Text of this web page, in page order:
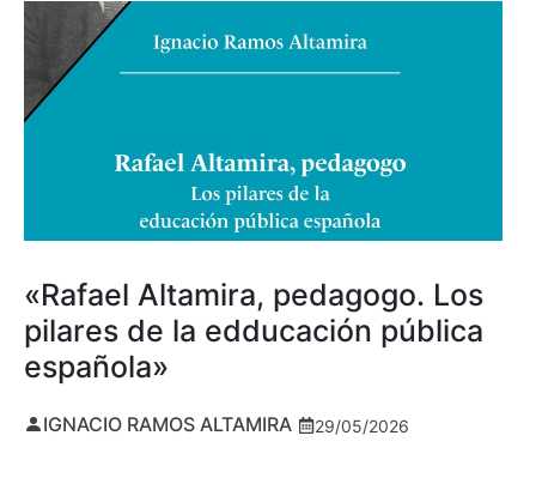
«Rafael Altamira, pedagogo. Los
pilares de la edducación pública
española»
IGNACIO RAMOS ALTAMIRA 29/05/2026